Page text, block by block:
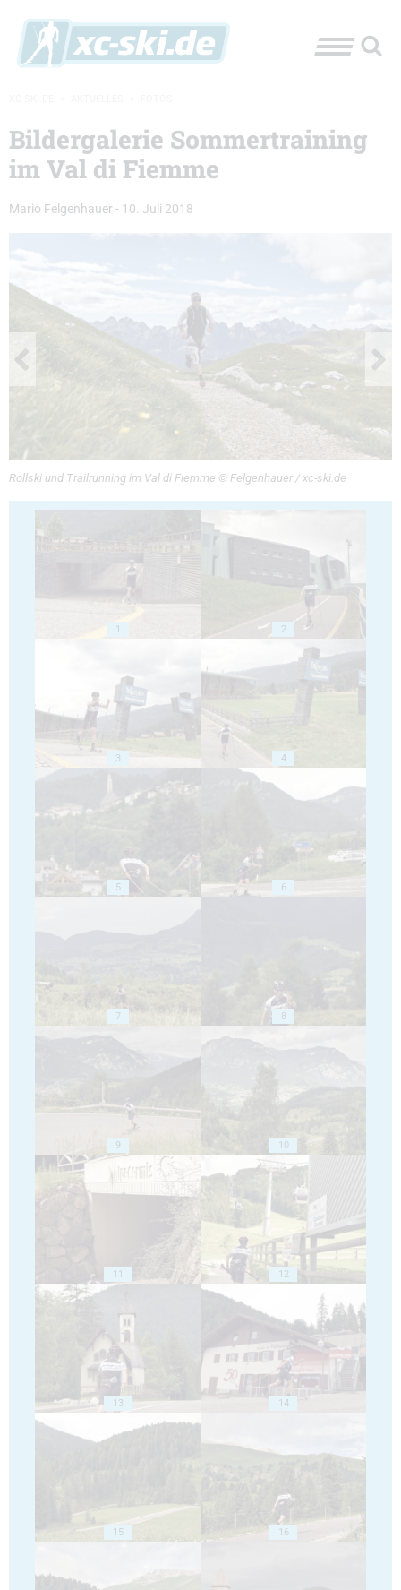
Bildergalerie Sommertraining
im Val di Fiemme
Mario Felgenhauer - 10. Juli 2018
Rollski und Trailrunning im Val di Fiemme © Felgenhauer / xc-ski.de
1 2
3 4
5 6
7 8
9 10
11 12
13 14
15 16